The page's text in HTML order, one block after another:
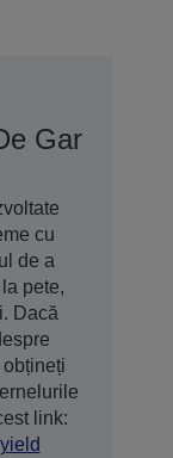
Garanție
cu
de a
pete,
Dacă
link: